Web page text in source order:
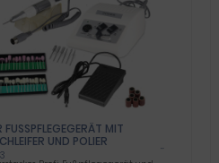
MIT S
UND POLIER F
MIT VIEL ZUBEHÖR 4